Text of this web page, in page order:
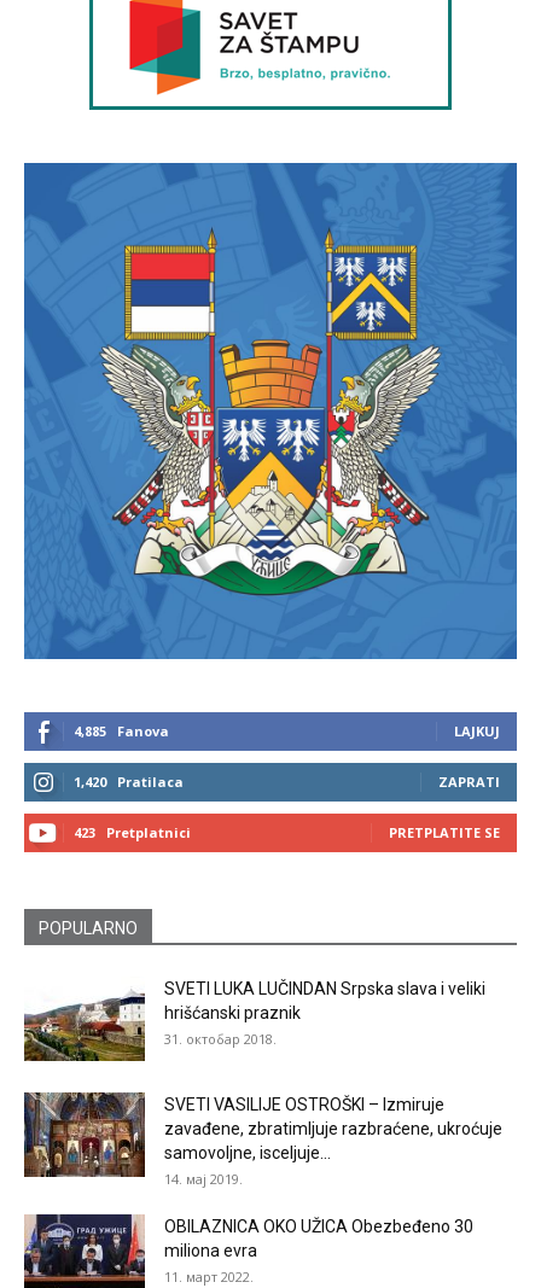
4,885 Fanova LAJKUJ
1,420 Pratilaca ZAPRATI
423 Pretplatnici PRETPLATITE SE
POPULARNO
SVETI LUKA LUČINDAN Srpska slava i veliki
hrišćanski praznik
31. октобар 2018.
SVETI VASILIJE OSTROŠKI – Izmiruje
zavađene, zbratimljuje razbraćene, ukroćuje
samovoljne, isceljuje...
14. мај 2019.
OBILAZNICA OKO UŽICA Obezbeđeno 30
miliona evra
11. март 2022.